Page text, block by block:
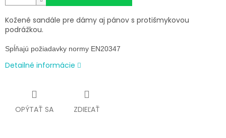
Kožené sandále pre dámy aj pánov s protišmykovou
podrážkou.
Spĺňajú požiadavky normy EN20347
Detailné informácie
OPÝTAŤ SA ZDIEĽAŤ